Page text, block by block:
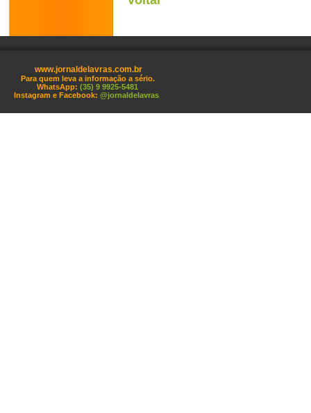
www.jornaldelavras.com.br
Para quem leva a informação a sério.
WhatsApp: (35) 9 9925-5481
Instagram e Facebook: @jornaldelavras